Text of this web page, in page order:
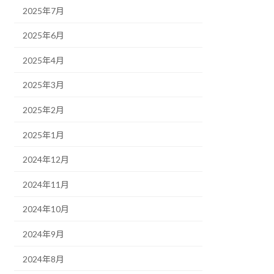
2025年7月
2025年6月
2025年4月
2025年3月
2025年2月
2025年1月
2024年12月
2024年11月
2024年10月
2024年9月
2024年8月